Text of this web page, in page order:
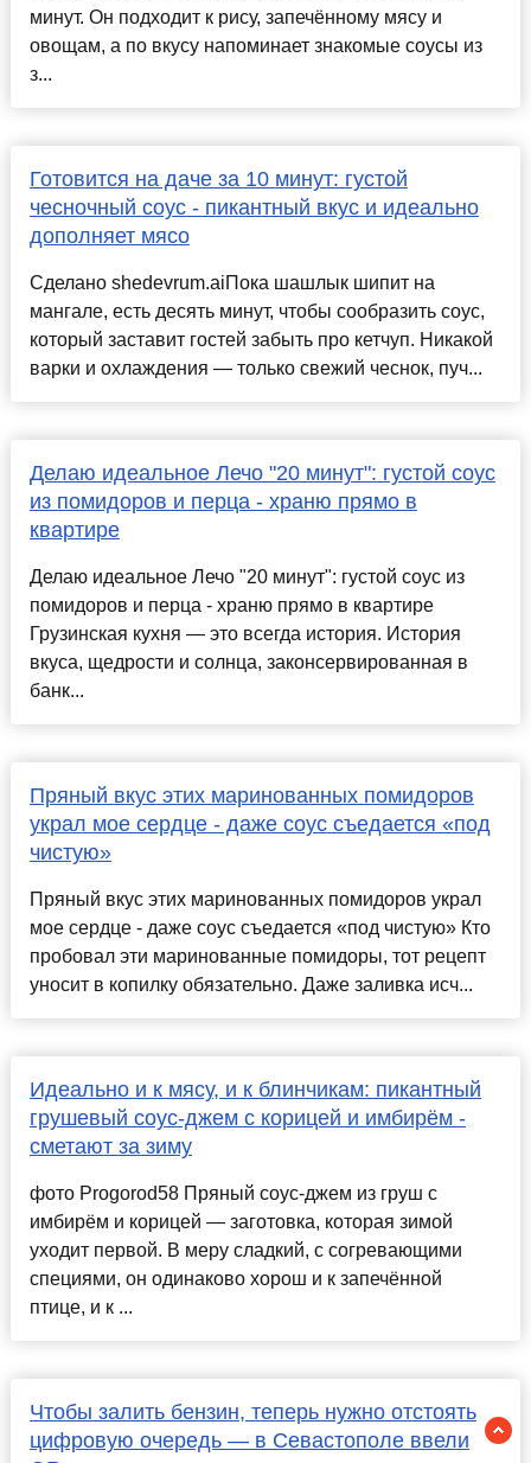
минут. Он подходит к рису, запечённому мясу и
овощам, а по вкусу напоминает знакомые соусы из
з...
Готовится на даче за 10 минут: густой
чесночный соус - пикантный вкус и идеально
дополняет мясо
Сделано shedevrum.aiПока шашлык шипит на
мангале, есть десять минут, чтобы сообразить соус,
который заставит гостей забыть про кетчуп. Никакой
варки и охлаждения — только свежий чеснок, пуч...
Делаю идеальное Лечо "20 минут": густой соус
из помидоров и перца - храню прямо в
квартире
Делаю идеальное Лечо "20 минут": густой соус из
помидоров и перца - храню прямо в квартире
Грузинская кухня — это всегда история. История
вкуса, щедрости и солнца, законсервированная в
банк...
Пряный вкус этих маринованных помидоров
украл мое сердце - даже соус съедается «под
чистую»
Пряный вкус этих маринованных помидоров украл
мое сердце - даже соус съедается «под чистую» Кто
пробовал эти маринованные помидоры, тот рецепт
уносит в копилку обязательно. Даже заливка исч...
Идеально и к мясу, и к блинчикам: пикантный
грушевый соус-джем с корицей и имбирём -
сметают за зиму
фото Progorod58 Пряный соус-джем из груш с
имбирём и корицей — заготовка, которая зимой
уходит первой. В меру сладкий, с согревающими
специями, он одинаково хорош и к запечённой
птице, и к ...
Чтобы залить бензин, теперь нужно отстоять
цифровую очередь — в Севастополе ввели